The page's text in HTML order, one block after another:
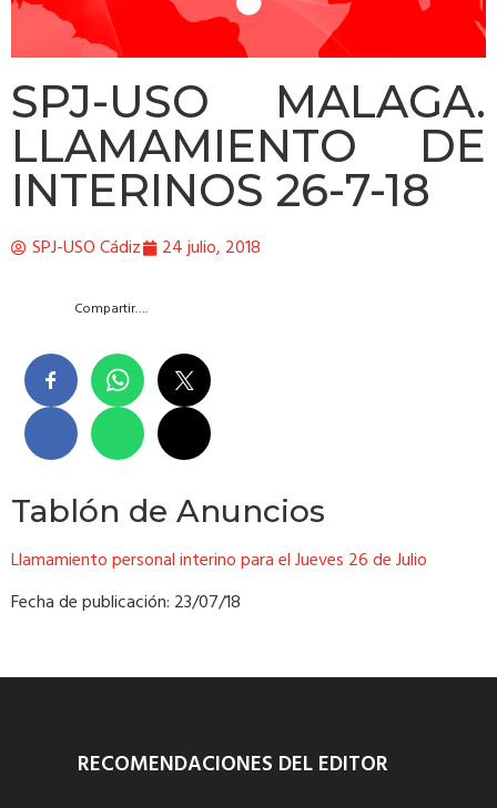
SPJ-USO MALAGA.
LLAMAMIENTO DE
INTERINOS 26-7-18
SPJ-USO Cádiz 24 julio, 2018
Compartir….
Tablón de Anuncios
Llamamiento personal interino para el Jueves 26 de Julio
Fecha de publicación: 23/07/18
RECOMENDACIONES DEL EDITOR